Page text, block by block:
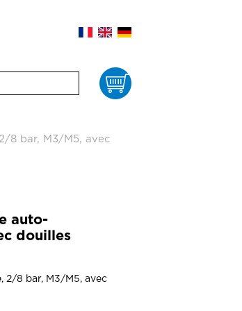
Panier
8 bar, M3/M5, avec
auto-
douilles
2/8 bar, M3/M5, avec